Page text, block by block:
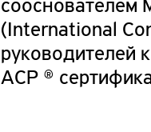
сооснователем
(International
руководителей
ACP ®